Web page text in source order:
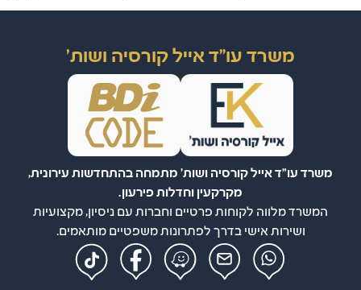
משרד עו"ד אייל קורסיה ושות'
משרד עו"ד אייל קורסיה ושות' מתמחה בהתחדשות עירונית,
מקרקעין וחדלות פירעון.
המשרד מלווה לקוחות פרטיים וחברות עם ניסיון, מקצועיות
ושירות אישי בדרך לפתרונות משפטיים מותאמים.